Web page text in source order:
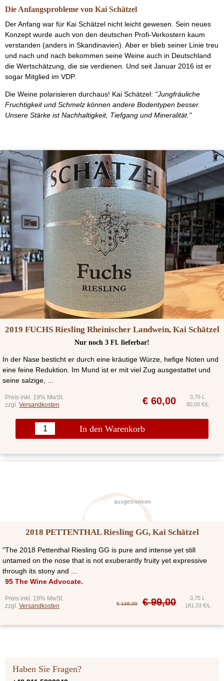
Die Anfangsprobleme von Kai Schätzel
Der Anfang war für Kai Schätzel nicht leicht gewesen. Sein neues
Konzept wurde auch von den deutschen Profi-Verkostern kaum
verstanden (anders in Skandinavien). Aber er blieb seiner Linie treu
und nach und nach bekommen seine Weine auch in Deutschland
die Wertschätzung, die sie verdienen. Und seit Januar 2016 ist er
sogar Mitglied im VDP.
Die Weine polarisieren durchaus! Kai Schätzel: "Jungfräuliche
Fruchtigkeit und Schmelz können andere Bodentypen besser.
Unsere Stärke ist Nachhaltigkeit, Tiefgang und Mineralität."
2019 FUCHS Riesling Rheinischer Landwein, Kai Schätzel
Nur noch 3 Fl. lieferbar!
In der Nase besticht er durch eine kräutige Würze, hefige Noten und
eine feine Reduktion. Im Mund ist er mit viel Zug ausgestattet und
seine salzige, ...
Preis inkl. 19% MwSt.
zzgl. Versandkosten € 60,00
0,75 L
80,00 €/L
In den Warenkorb
2018 PETTENTHAL Riesling GG, Kai Schätzel
"The 2018 Pettenthal Riesling GG is pure and intense yet still
untamed on the nose that is not exuberantly fruity yet expressive
through its stony and ...
95 The Wine Advocate.
Preis inkl. 19% MwSt.
zzgl. Versandkosten € 136,00 €99,00
0,75 L
181,33 €/L
Haben Sie Fragen?